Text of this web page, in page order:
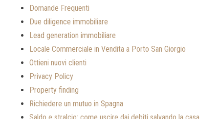
Domande Frequenti
Due diligence immobiliare
Lead generation immobiliare
Locale Commerciale in Vendita a Porto San Giorgio
Ottieni nuovi clienti
Privacy Policy
Property finding
Richiedere un mutuo in Spagna